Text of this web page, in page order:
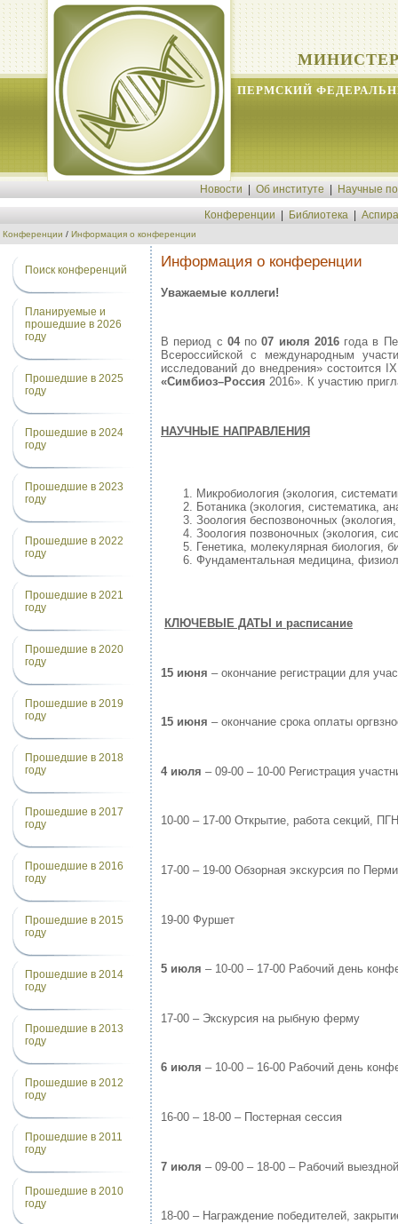
ПЕРМСКИЙ
Новости Об институте Научные
Конференции Библиотека
Конференции / Информация о конференции
Поиск конференций
Планируемые и
прошедшие в 2026
году
Прошедшие в 2025
году
Прошедшие в 2024
году
Прошедшие в 2023
году
Прошедшие в 2022
году
Прошедшие в 2021
году
Прошедшие в 2020
году
Прошедшие в 2019
году
Прошедшие в 2018
году
Прошедшие в 2017
году
Прошедшие в 2016
году
Прошедшие в 2015
году
Прошедшие в 2014
году
Прошедшие в 2013
году
Прошедшие в 2012
году
Прошедшие в 2011
году
Прошедшие в 2010
году
Информация о конференции
Уважаемые коллеги!
В период с 04по07 июля 2016года в
Всероссийской с международным
исследований до внедрения» состоится
«Симбиоз–Россия 2016». К участию
НАУЧНЫЕ НАПРАВЛЕНИЯ
Микробиология (экология,
Ботаника (экология, систематика,
Зоология беспозвоночных
Зоология позвоночных (экология,
Генетика, молекулярная биология,
Фундаментальная медицина,
КЛЮЧЕВЫЕ ДАТЫ и расписание
15 июня – окончание регистрации для
15 июня – окончание срока оплаты
4 июля – 09-00 – 10-00 Регистрация
10-00 – 17-00 Открытие, работа секций,
17-00 – 19-00 Обзорная экскурсия по Перми
19-00 Фуршет
5 июля – 10-00 – 17-00 Рабочий день
17-00 – Экскурсия на рыбную ферму
6 июля – 10-00 – 16-00 Рабочий день
16-00 – 18-00 – Постерная сессия
7 июля – 09-00 – 18-00 – Рабочий
18-00 – Награждение победителей,